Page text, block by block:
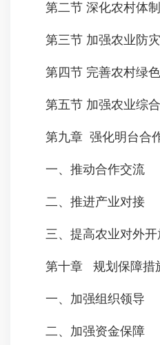
第二节 深化农村体制
第三节 加强农业防灾
第四节 完善农村绿色
第五节 加强农业综合
第九章 强化明台合
一、推动合作交流
二、推进产业对接
三、提高农业对外开
第十章 规划保障措
一、加强组织领导
二、加强资金保障